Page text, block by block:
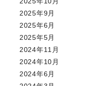
2025年9月
2025年6月
2025年5月
2024年11月
2024年10月
2024年6月